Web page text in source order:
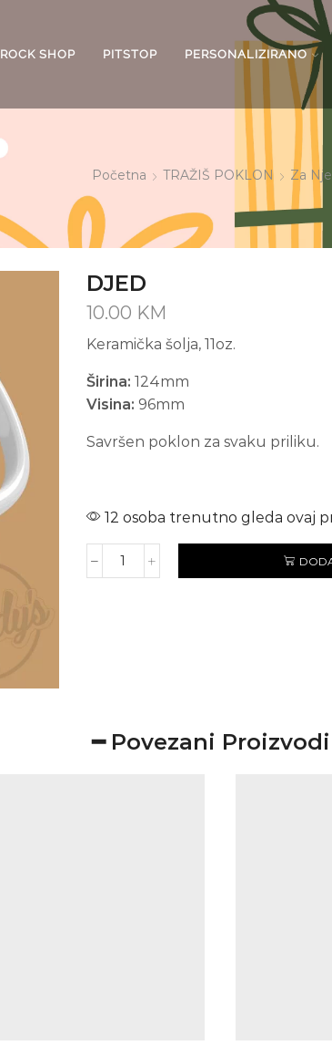
ROCK SHOP PITSTOP PERSONALIZIRANO
Početna TRAŽIŠ POKLON Za
DJED
10.00 KM
Keramička šolja, 11oz.
Širina: 124mm
Visina: 96mm
Savršen poklon za svaku priliku.
12 osoba trenutno gleda ovaj
DJED
━ Povezani